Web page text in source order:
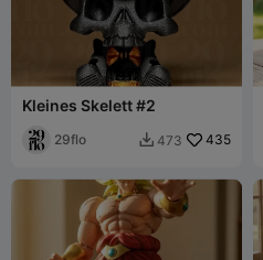
Kleines Skelett #2
29flo  473 435